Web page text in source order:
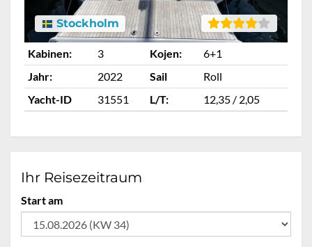
Stockholm
Kabinen: 3 Kojen:
6+1
Jahr:
2022 Sail
Roll
Yacht-ID
31551 L/T: 12,35 / 2,05
Ihr Reisezeitraum
Start am